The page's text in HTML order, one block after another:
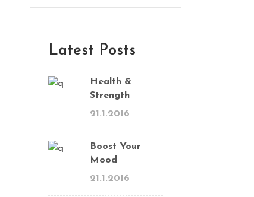
Latest Posts
Health &
Strength
21.1.2016
Boost Your
Mood
21.1.2016